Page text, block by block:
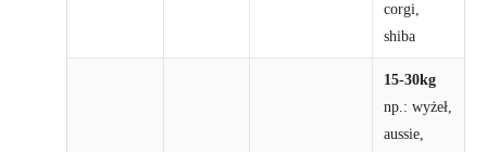
corgi,
shiba
15-30kg
np.: wyżeł,
aussie,